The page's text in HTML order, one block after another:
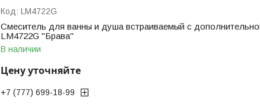
LM4722G
Смеситель для ванны и душа встраиваемый с
LM4722G "Брава"
В наличии
Цену уточняйте
+7 (777) 699-18-99